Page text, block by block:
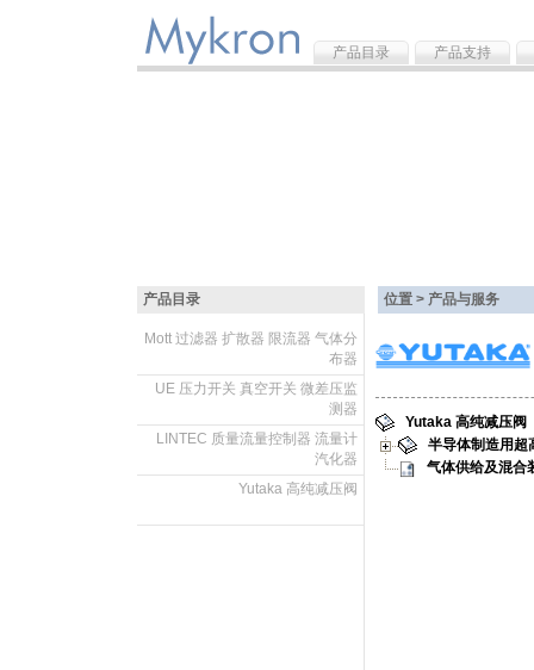
产品目录 产品支持
产品目录 位置 > 产品与服务
Mott 过滤器 扩散器 限流器 气体分
布器
UE 压力开关 真空开关 微差压监
测器
LINTEC 质量流量控制器 流量计
汽化器
Yutaka 高纯减压阀
Yutaka 高纯减压阀
半导体制造用超
气体供给及混合